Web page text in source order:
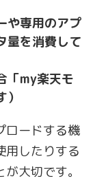
や専用のアプ
量を消費して
「my楽天モ
ロードする機
用したりする
大切です。